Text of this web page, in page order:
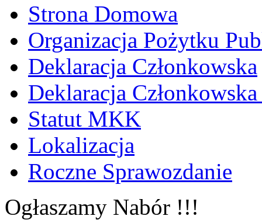
Strona Domowa
Organizacja Pożytku
Deklaracja Członkowska
Deklaracja
Statut MKK
Lokalizacja
Roczne Sprawozdanie
Ogłaszamy Nabór !!!